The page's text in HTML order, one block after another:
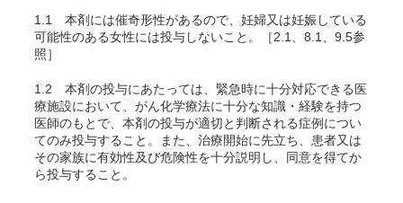
1.1
本剤には催奇形性があるので、妊婦又は妊娠している
可能性のある女性には投与しないこと。［2.1、8.1、9.5参
照］
1.2 本剤の投与にあたっては、緊急時に十分対応できる医
療施設において、がん化学療法に十分な知識・経験を持つ
医師のもとで、本剤の投与が適切と判断される症例につい
てのみ投与すること。また、治療開始に先立ち、患者又は
その家族に有効性及び危険性を十分説明し、同意を得てか
ら投与すること。